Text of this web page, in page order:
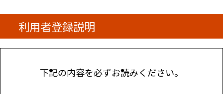
利用者登録説明
下記の内容を必ずお読みください。